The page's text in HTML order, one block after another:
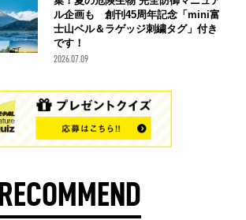
ル企画も 創刊45周年記念「mini富
士山ベル＆ラゲッジ刺繍タグ」付き
です！
2026.07.09
RECOMMEND